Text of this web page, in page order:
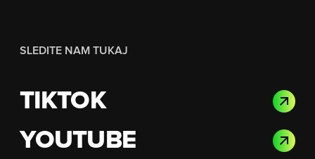
SLEDITE NAM TUKAJ
TIKTOK
YOUTUBE